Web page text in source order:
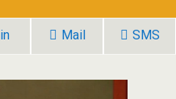
Mail SMS